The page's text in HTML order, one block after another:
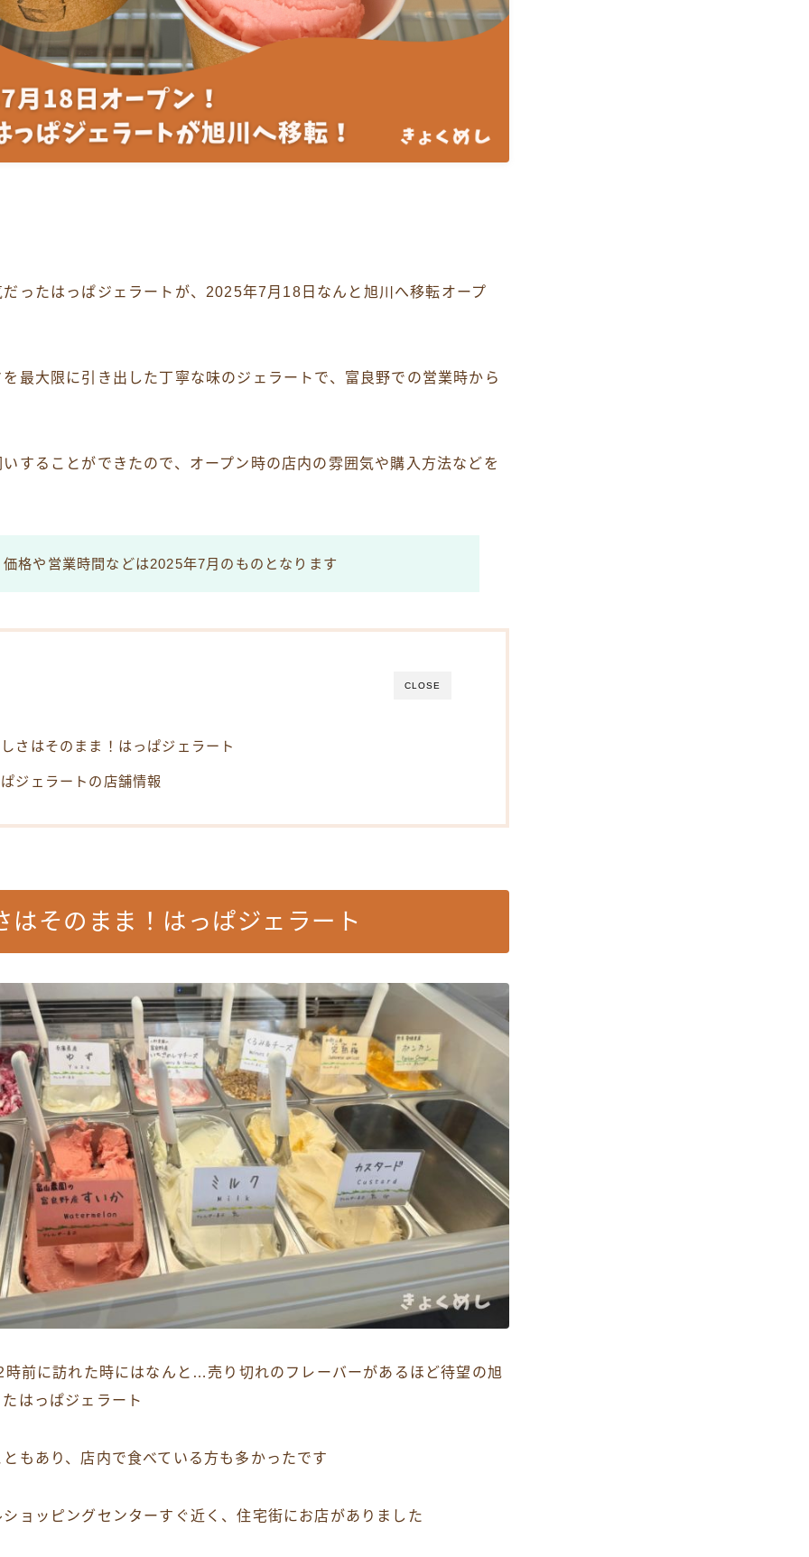
ったはっぱジェラートが、2025年7月18日なんと旭川へ移転オープ
最大限に引き出した丁寧な味のジェラートで、富良野での営業時から
することができたので、オープン時の店内の雰囲気や購入方法などを
価格や営業時間などは2025年7月のものとなります
CLOSE
さはそのまま！はっぱジェラート
ジェラートの店舗情報
はそのまま！はっぱジェラート
時前に訪れた時にはなんと…売り切れのフレーバーがあるほど待望の旭
はっぱジェラート
もあり、店内で食べている方も多かったです
ョッピングセンターすぐ近く、住宅街にお店がありました